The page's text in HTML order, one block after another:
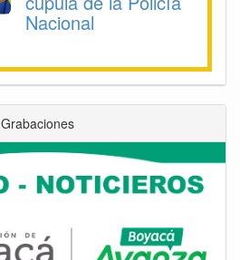
Nacional
Grabaciones